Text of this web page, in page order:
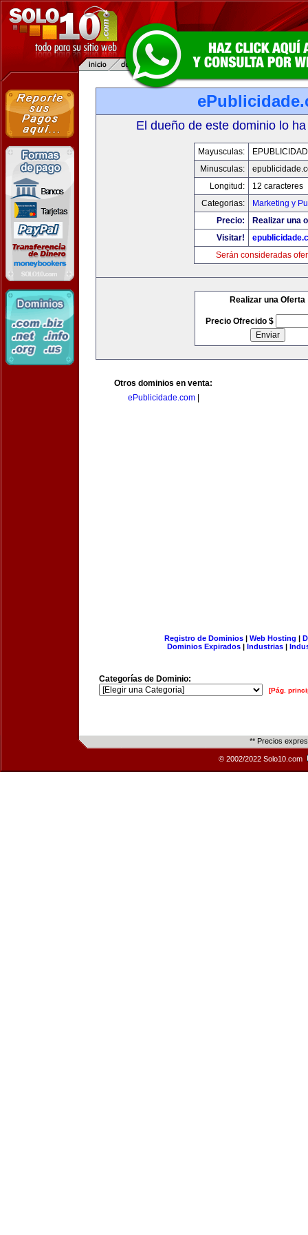
El dueño de este dominio lo
Mayusculas:
Minusculas:
Longitud:
12 caracteres
Categorias:
Marketing y
Precio:
Realizar una
Visitar!
Serán consideradas
Realizar una Oferta
Precio Ofrecido $
Otros dominios en venta:
ePublicidade.com|
Registro de Dominios| Web Hosting |
Dominios Expirados | Industrias |
Categorías de Dominio:
[Pág.
** Precios
© 2002/2022 Solo10.com